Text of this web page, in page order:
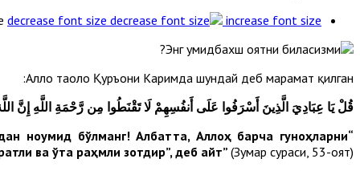
decrease font size increase font size
Аллоҳ таоло Қуръони Каримда шундай деб марҳамат қилган:
قُلْ يَا عِبَادِيَ الَّذِينَ أَسْرَفُوا عَلَى أَنفُسِهِمْ لَا تَقْنَطُوا مِن رَّحْمَةِ اللَّهِ إِنَّ
“Сен менинг тарафимдан: “Эй ўз жонларига исроф
ноумид бўлманг! Албатта, Аллоҳ барча гуноҳларни
ва ўта раҳмли зотдир”, деб айт” (Зумар сураси, 53-оят).